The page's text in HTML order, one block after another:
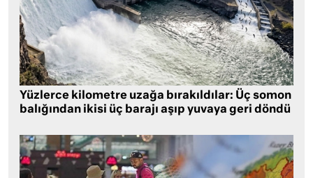
Yüzlerce kilometre uzağa bırakıldılar: Üç somon
balığından ikisi üç barajı aşıp yuvaya geri döndü